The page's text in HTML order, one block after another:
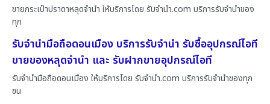
ขายกระเป๋าปราดาหลุดจำนำ ให้บริการโดย รับจํานํา.com บริการรับจำนำของ
ทุก
รับจำนำมือถือดอนเมือง บริการรับจำนำ รับซื้ออุปกรณ์ไอที
ขายของหลุดจำนำ และ รับฝากขายอุปกรณ์ไอที
รับจำนำมือถือดอนเมือง ให้บริการโดย รับจํานํา.com บริการรับจำนำของทุก
ชน